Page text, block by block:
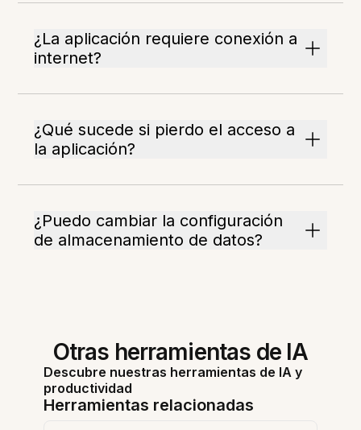
¿La aplicación requiere conexión a
internet?
¿Qué sucede si pierdo el acceso a
la aplicación?
¿Puedo cambiar la configuración
de almacenamiento de datos?
Otras herramientas de IA
Descubre nuestras herramientas de IA y
productividad
Herramientas relacionadas